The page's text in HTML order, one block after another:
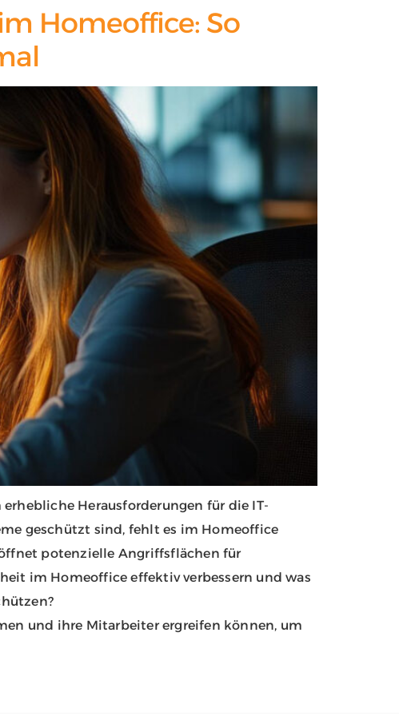
Homeoffice: So
Herausforderungen für die IT-
geschützt sind, fehlt es im Homeoffice
potenzielle Angriffsflächen für
im Homeoffice effektiv verbessern und was
und ihre Mitarbeiter ergreifen können, um